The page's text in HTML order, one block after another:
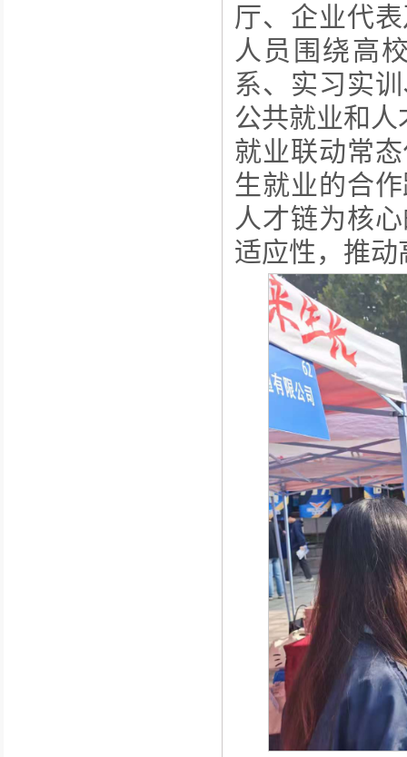
厅、企业代
人员围绕高
系、实习实
公共就业和人
就业联动常
生就业的合
人才链为核
适应性，推动